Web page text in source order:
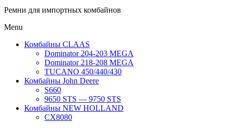
Ремни для импортных комбайнов
Menu
Комбайны CLAAS
Dominator 204-203 MEGA
Dominator 218-208 MEGA
TUCANO 450/440/430
Комбайны John Deere
S660
9650 STS — 9750 STS
Комбайны NEW HOLLAND
CX8080